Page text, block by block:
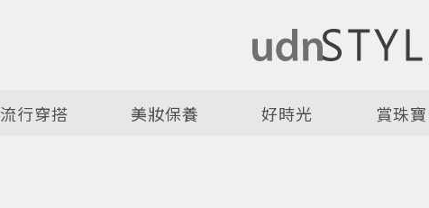
流行穿搭 美妝保養 好時光 賞珠寶